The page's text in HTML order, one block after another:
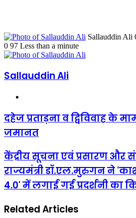
Sallauddin Ali
0 97 Less than a minute
Sallauddin Ali
दहेज
प्रताड़ना
व
के
मामले
में
पति
को
जमानत
दहेज प्रताड़ना व द्विविवाह के
जमानत
केंद्रीय
सूचना
एवं
प्रसारण
और
मामलों
केंद्रीय सूचना एवं प्रसारण और
राज्यमंत्री डॉ.एल.मुरुगन ने
4.0' में लगाई गई प्रदर्शनी का
Related Articles